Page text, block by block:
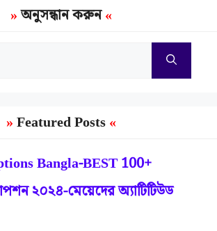
অনুসন্ধান করুন
Featured Posts
Bangla-BEST 100+
২০২৪-মেয়েদের অ্যাটিটিউড